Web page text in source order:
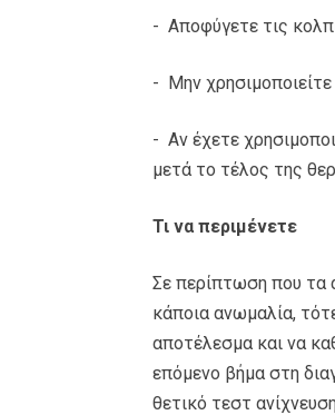
- Αποφύγετε τις
- Μην
- Αν έχετε
μετά το τέλος της
Τι να περιμένετε
Σε περίπτωση που τα
κάποια ανωμαλία,
αποτέλεσμα και να
επόμενο βήμα στη
θετικό τεστ